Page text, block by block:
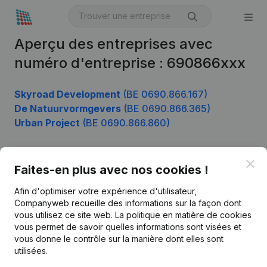
Aperçu des entreprises avec
numéro d'entreprise : 690866xxx
Skyroad Development (BE 0690.866.167)
De Natuurvormgevers (BE 0690.866.365)
Urban Project (BE 0690.866.860)
Faites-en plus avec nos cookies !
Afin d'optimiser votre expérience d'utilisateur,
Companyweb recueille des informations sur la façon dont
vous utilisez ce site web. La politique en matière de cookies
vous permet de savoir quelles informations sont visées et
vous donne le contrôle sur la manière dont elles sont
utilisées.
Français
Kantorenpark Everest
Produit
Informations d’entreprise
Monitoring
Recherche internationale